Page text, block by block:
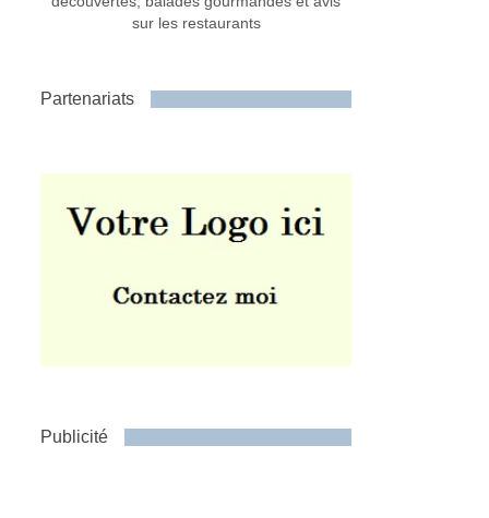
sur les restaurants
Partenariats
Publicité